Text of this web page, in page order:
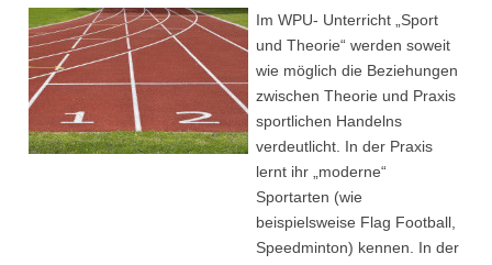
Im WPU- Unterricht „Sport
und Theorie“ werden soweit
wie möglich die Beziehungen
zwischen Theorie und Praxis
sportlichen Handelns
verdeutlicht. In der Praxis
lernt ihr „moderne“
Sportarten (wie
beispielsweise Flag Football,
Speedminton) kennen. In der